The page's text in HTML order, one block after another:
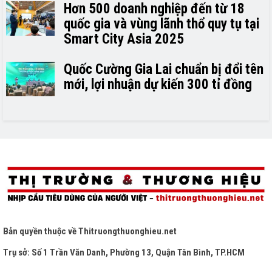
Hơn 500 doanh nghiệp đến từ 18
quốc gia và vùng lãnh thổ quy tụ tại
Smart City Asia 2025
Quốc Cường Gia Lai chuẩn bị đổi tên
mới, lợi nhuận dự kiến 300 tỉ đồng
Bản quyền thuộc vềThitruongthuonghieu.net
Trụ sở: Số 1 Trần Văn Danh, Phường 13, Quận Tân Bình, TP.HCM